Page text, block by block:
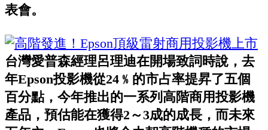
表會。
台灣愛普森經理呂理迪在開場致詞時說，去
年Epson投影機從24﹪的市占率提昇了五個
百分點，今年推出的一系列高階商用投影機
產品，預估能在獲得2～3成的成長，而未來